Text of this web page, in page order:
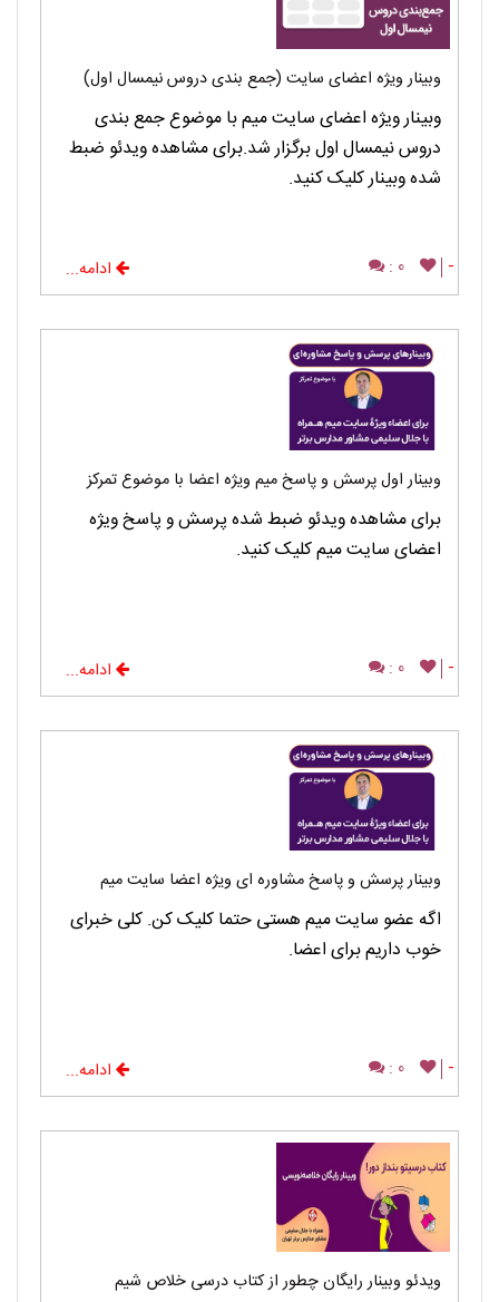
وبینار ویژه اعضای سایت (جمع بندی دروس نیمسال اول)
وبینار ویژه اعضای سایت میم با موضوع جمع بندی
دروس نیمسال اول برگزار شد.برای مشاهده ویدئو ضبط
شده وبینار کلیک کنید.
-
0 : ادامه...
وبینار اول پرسش و پاسخ میم ویژه اعضا با موضوع تمرکز
برای مشاهده ویدئو ضبط شده پرسش و پاسخ ویژه
اعضای سایت میم کلیک کنید.
-
0 : ادامه...
وبینار پرسش و پاسخ مشاوره ای ویژه اعضا سایت میم
اگه عضو سایت میم هستی حتما کلیک کن. کلی خبرای
خوب داریم برای اعضا.
-
0 : ادامه...
ویدئو وبینار رایگان چطور از کتاب درسی خلاص شیم